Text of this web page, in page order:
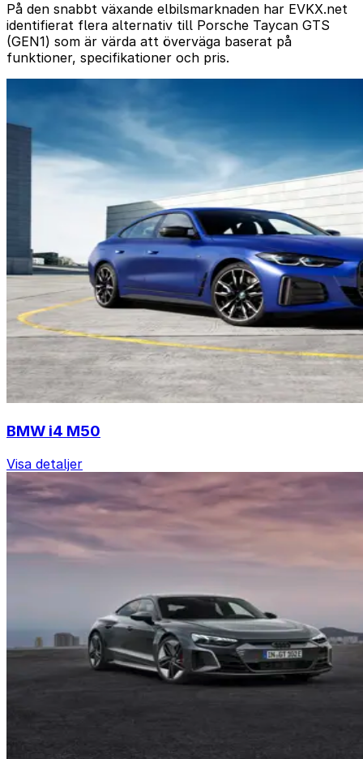
På den snabbt växande elbilsmarknaden har EVKX.net
identifierat flera alternativ till Porsche Taycan GTS
(GEN1) som är värda att överväga baserat på
funktioner, specifikationer och pris.
BMW i4 M50
Visa detaljer